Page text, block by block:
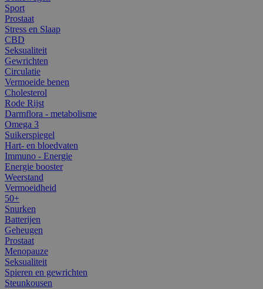
Sport
Prostaat
Stress en Slaap
CBD
Seksualiteit
Gewrichten
Circulatie
Vermoeide benen
Cholesterol
Rode Rijst
Darmflora - metabolisme
Omega 3
Suikerspiegel
Hart- en bloedvaten
Immuno - Energie
Energie booster
Weerstand
Vermoeidheid
50+
Snurken
Batterijen
Geheugen
Prostaat
Menopauze
Seksualiteit
Spieren en gewrichten
Steunkousen